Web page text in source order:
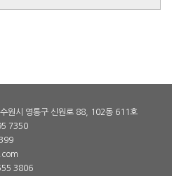
원시 영통구 신원로 88, 102동 611호
7350
3806